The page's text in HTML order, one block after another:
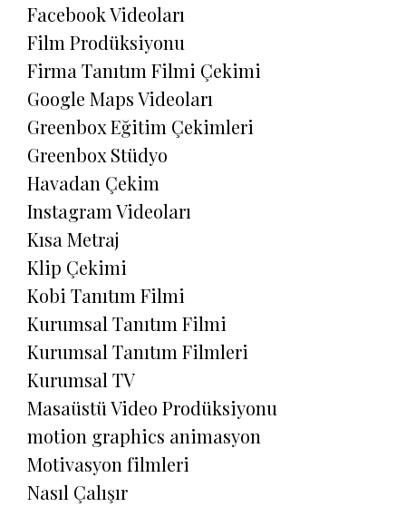
Facebook Videoları
Film Prodüksiyonu
Firma Tanıtım Filmi Çekimi
Google Maps Videoları
Greenbox Eğitim Çekimleri
Greenbox Stüdyo
Havadan Çekim
Instagram Videoları
Kısa Metraj
Klip Çekimi
Kobi Tanıtım Filmi
Kurumsal Tanıtım Filmi
Kurumsal Tanıtım Filmleri
Kurumsal TV
Masaüstü Video Prodüksiyonu
motion graphics animasyon
Motivasyon filmleri
Nasıl Çalışır